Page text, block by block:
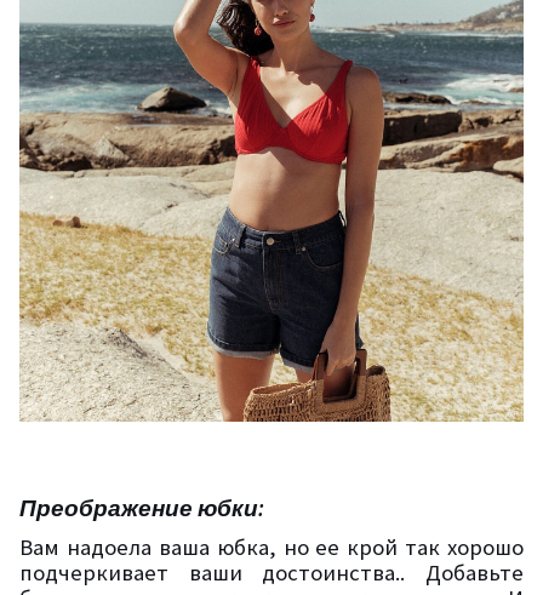
Преображение юбки:
Вам надоела ваша юбка, но ее крой так хорошо
подчеркивает ваши достоинства.. Добавьте